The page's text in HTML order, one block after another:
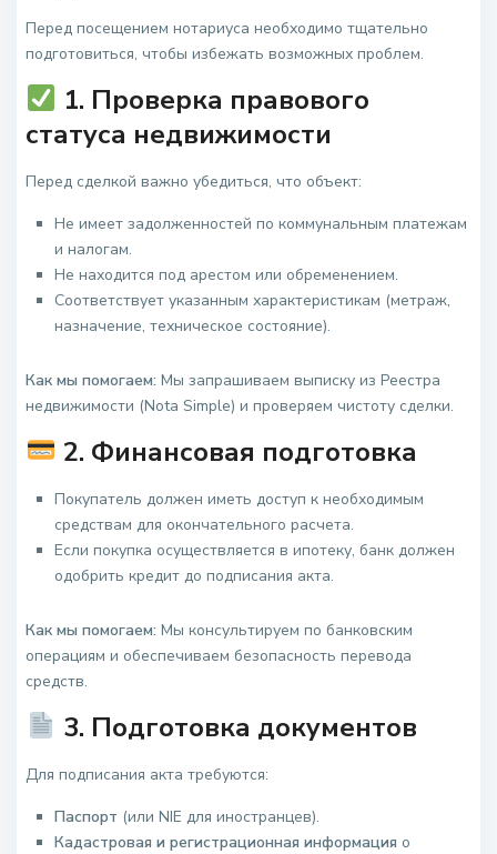
Перед посещением нотариуса необходимо тщательно
подготовиться, чтобы избежать возможных проблем.
1. Проверка правового
статуса недвижимости
Перед сделкой важно убедиться, что объект:
Не имеет задолженностей по коммунальным платежам
и налогам.
Не находится под арестом или обременением.
Соответствует указанным характеристикам (метраж,
назначение, техническое состояние).
Как мы помогаем: Мы запрашиваем выписку из Реестра
недвижимости (Nota Simple) и проверяем чистоту сделки.
2. Финансовая подготовка
Покупатель должен иметь доступ к необходимым
средствам для окончательного расчета.
Если покупка осуществляется в ипотеку, банк должен
одобрить кредит до подписания акта.
Как мы помогаем: Мы консультируем по банковским
операциям и обеспечиваем безопасность перевода
средств.
3. Подготовка документов
Для подписания акта требуются:
Паспорт (или NIE для иностранцев).
Кадастровая и регистрационная информация о